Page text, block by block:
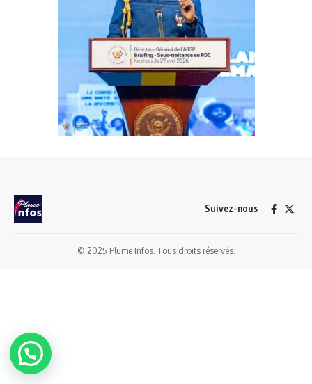
Suivez-nous
© 2025 Plume Infos. Tous droits réservés.